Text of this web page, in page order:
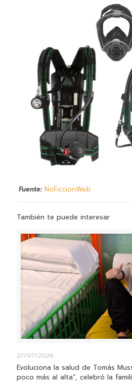
Fuente: NoFiccionWeb
También te puede interesar
27/07/2026
Evoluciona la salud de Tomás
poco más al alta”, celebró la